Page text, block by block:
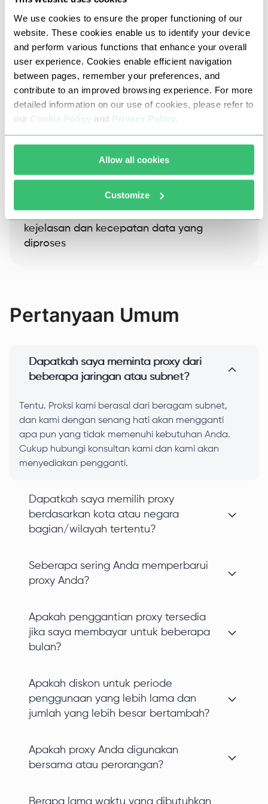
We use cookies to ensure the proper functioning of our
website. These cookies enable us to identify your device
and perform various functions that enhance your overall
user experience. Cookies enable efficient navigation
between pages, remember your preferences, and
contribute to an improved browsing experience. For more
detailed information on our use of cookies, please refer to
our Cookie Policy and Privacy Policy
Allow all cookies
Customize
kemungkinan menggunakan DDoS, brute force,
carding, atau aktivitas penipuan atau ilegal
Ini menjamin kemurnian, stabilitas tinggi,
kejelasan dan kecepatan data yang
diproses
Pertanyaan Umum
Dapatkah saya meminta proxy dari
beberapa jaringan atau subnet?
Tentu. Proksi kami berasal dari beragam subnet,
dan kami dengan senang hati akan mengganti
apa pun yang tidak memenuhi kebutuhan Anda.
Cukup hubungi konsultan kami dan kami akan
menyediakan pengganti.
Dapatkah saya memilih proxy
berdasarkan kota atau negara
bagian/wilayah tertentu?
Seberapa sering Anda memperbarui
proxy Anda?
Apakah penggantian proxy tersedia
jika saya membayar untuk beberapa
bulan?
Apakah diskon untuk periode
penggunaan yang lebih lama dan
jumlah yang lebih besar bertambah?
Apakah proxy Anda digunakan
bersama atau perorangan?
Berapa lama waktu yang dibutuhkan